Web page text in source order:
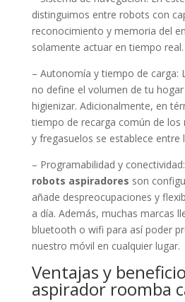
distinguimos entre robots con
reconocimiento y memoria del
solamente actuar en tiempo real.
– Autonomía y tiempo de carga:
no define el volumen de tu
higienizar. Adicionalmente, en
tiempo de recarga común de los
y fregasuelos se establece entre
– Programabilidad y
robots aspiradores son
añade despreocupaciones y
a día. Además, muchas marcas
bluetooth o wifi para así poder
nuestro móvil en cualquier lugar.
Ventajas y
aspirador roomba